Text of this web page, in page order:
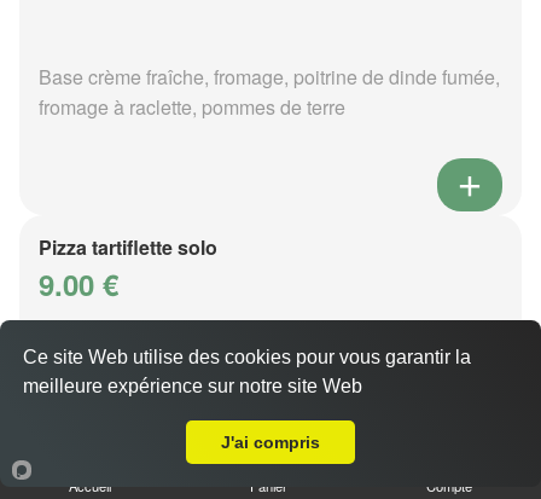
Base crème fraîche, fromage, poitrine de dinde fumée,
fromage à raclette, pommes de terre
Pizza tartiflette solo
9.00 €
Base crème fraîche, fromage, poitrine de dinde fumée,
Accueil Panier Compte
Ce site Web utilise des cookies pour vous garantir la
meilleure expérience sur notre site Web
J'ai compris